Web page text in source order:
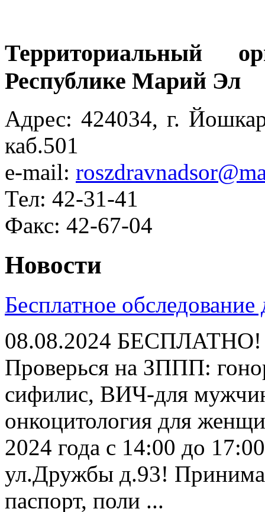
Территориальный
Республике Марий Эл
Адрес: 424034, г.
каб.501
e-mail:
Тел: 42-31-41
Факс: 42-67-04
Новости
Бесплатное
08.08.2024
Проверься на ЗППП:
сифилис, ВИЧ-для
онкоцитология для
2024 года с 14:00 до
ул.Дружбы д.93!
паспорт, поли ...